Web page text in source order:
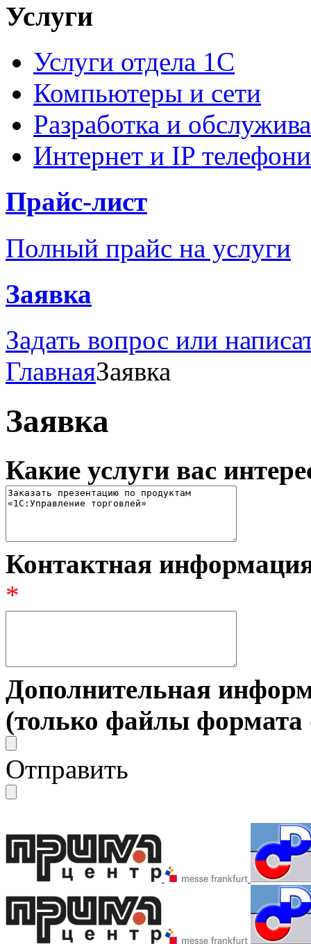
Услуги
Услуги отдела 1С
Компьютеры и сети
Разработка и
Интернет и IP
Прайс-лист
Полный прайс на услуги
Заявка
Задать вопрос или
ГлавнаяЗаявка
Заявка
Какие услуги вас
Контактная
*
Дополнительная
(только файлы
Отправить